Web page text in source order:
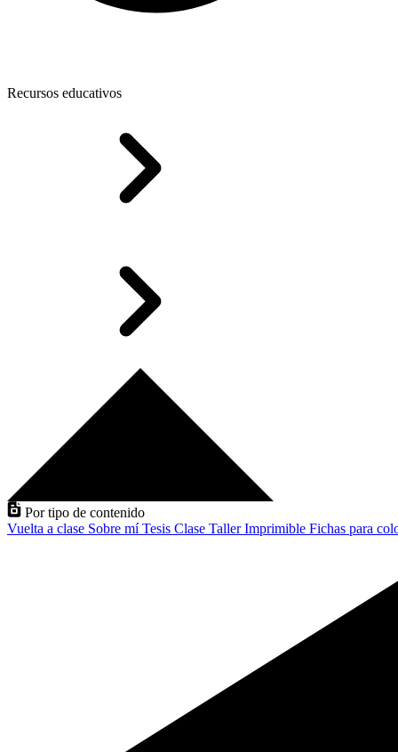
Recursos educativos
Por tipo de contenido
Vuelta a clase Sobre míTesis Clase TallerImprimible Fichas para